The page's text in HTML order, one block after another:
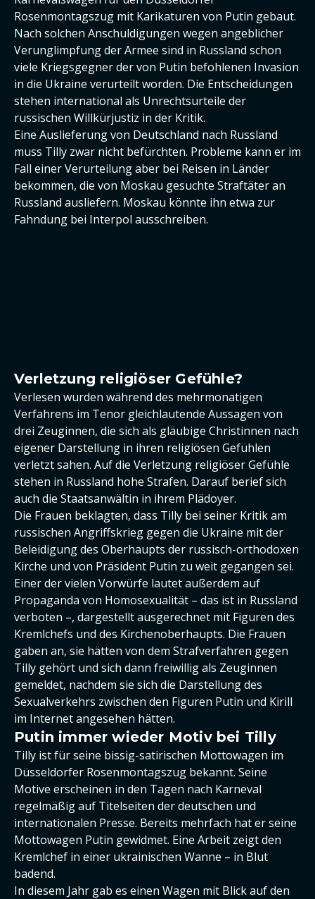
Rosenmontagszug mit Karikaturen von Putin gebaut.
Nach solchen Anschuldigungen wegen angeblicher
Verunglimpfung der Armee sind in Russland schon
viele Kriegsgegner der von Putin befohlenen Invasion
in die Ukraine verurteilt worden. Die Entscheidungen
stehen international als Unrechtsurteile der
russischen Willkürjustiz in der Kritik.
Eine Auslieferung von Deutschland nach Russland
muss Tilly zwar nicht befürchten. Probleme kann er im
Fall einer Verurteilung aber bei Reisen in Länder
bekommen, die von Moskau gesuchte Straftäter an
Russland ausliefern. Moskau könnte ihn etwa zur
Fahndung bei Interpol ausschreiben.
Verletzung religiöser Gefühle?
Verlesen wurden während des mehrmonatigen
Verfahrens im Tenor gleichlautende Aussagen von
drei Zeuginnen, die sich als gläubige Christinnen nach
eigener Darstellung in ihren religiösen Gefühlen
verletzt sahen. Auf die Verletzung religiöser Gefühle
stehen in Russland hohe Strafen. Darauf berief sich
auch die Staatsanwältin in ihrem Plädoyer.
Die Frauen beklagten, dass Tilly bei seiner Kritik am
russischen Angriffskrieg gegen die Ukraine mit der
Beleidigung des Oberhaupts der russisch-orthodoxen
Kirche und von Präsident Putin zu weit gegangen sei.
Einer der vielen Vorwürfe lautet außerdem auf
Propaganda von Homosexualität – das ist in Russland
verboten –, dargestellt ausgerechnet mit Figuren des
Kremlchefs und des Kirchenoberhaupts. Die Frauen
gaben an, sie hätten von dem Strafverfahren gegen
Tilly gehört und sich dann freiwillig als Zeuginnen
gemeldet, nachdem sie sich die Darstellung des
Sexualverkehrs zwischen den Figuren Putin und Kirill
im Internet angesehen hätten.
Putin immer wieder Motiv bei Tilly
Tilly ist für seine bissig-satirischen Mottowagen im
Düsseldorfer Rosenmontagszug bekannt. Seine
Motive erscheinen in den Tagen nach Karneval
regelmäßig auf Titelseiten der deutschen und
internationalen Presse. Bereits mehrfach hat er seine
Mottowagen Putin gewidmet. Eine Arbeit zeigt den
Kremlchef in einer ukrainischen Wanne – in Blut
badend.
In diesem Jahr gab es einen Wagen mit Blick auf den